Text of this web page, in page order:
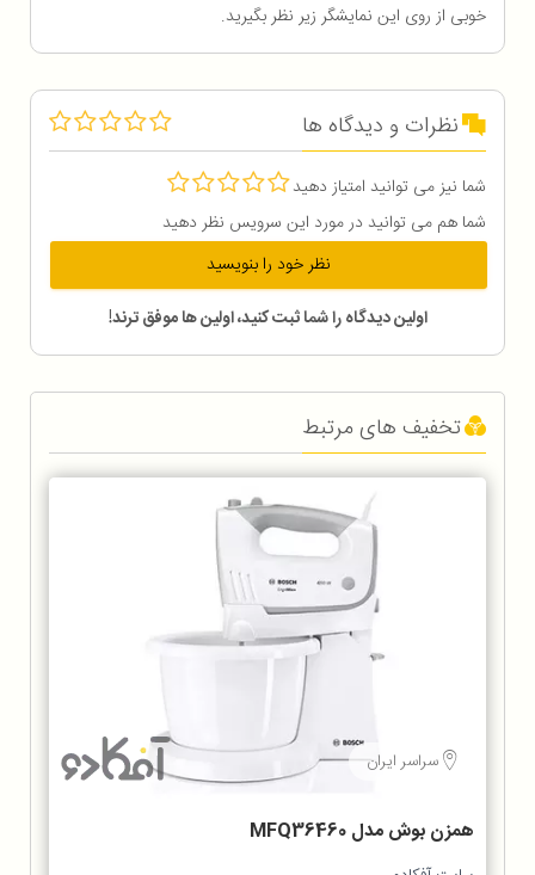
خوبی از روی این نمایشگر زیر نظر بگیرید.
نظرات و دیدگاه ها
شما نیز می توانید امتیاز دهید
شما هم می توانید در مورد این سرویس نظر دهید
نظر خود را بنویسید
اولین دیدگاه را شما ثبت کنید، اولین ها موفق ترند!
تخفیف های مرتبط
سراسر ایران
همزن بوش مدل MFQ36460